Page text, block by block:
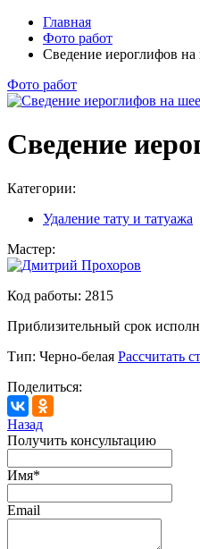
Главная
Фото работ
Сведение иероглифов на
Фото работ
Сведение
Категории:
Удаление тату и татуажа
Мастер:
Код работы: 2815
Приблизительный срок
Тип: Черно-белая Рассчитать
Поделиться:
Назад
Получить консультацию
Имя*
Email